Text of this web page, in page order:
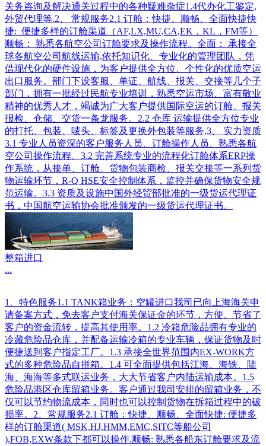
关务咨询及解决通关过程中的各种疑难杂症1.4代办化工鉴定,
外贸代理等.2、 常规服务2.1 订舱：快捷、顺畅、全面快捷快
捷: 便捷多样的订舱渠道（AF,LX,MU,CA,EK，KL，FM等）
顺畅： 熟悉各航空公司订舱要求及操作流程。全面： 承接全
球各航空公司航线运输,依托知识化、专业化的管理团队，凭
借现代化的硬件设施，为客户提供全方位、个性化的优质空运
出口服务。部门下设客服、单证、航线、报关、交接等几个子
部门，拥有一批经过民航专业培训，熟悉空运市场、富有敬业
精神的优秀人才，竭诚为广大客户提供国际空运的订舱、报关
报检、仓储、交货一条龙服务。2.2 仓库 运输提供全方位专业
的打托、包装、唛头、标签及更换外包装等服务,3、 实力资质
3.1 专业人员资深的客户服务人员、订舱操作人员、熟悉各航
空公司操作流程。3.2 完善系统专业的流程化订舱体系ERP操
作系统，从接单、订舱、货物包装商检、报关交接等一系列货
物运输环节，R-Q HSE安全控制体系，监控并确保货物安全规
范运输。3.3 资质及设施中国外经贸部批准的一级货运代理证
书，中国航空运输协会批准颁发的一级货运代理证书。
整箱进口
...
1、特色服务1.1 TANK箱业务：空罐进口我司已向上海海关申
请备案方式，免去客户支付海关保证金的环节，方便、节省了
客户的资金流转，提高其使用率。1.2 冷箱危险品拥有专业的
冷藏危险品仓库，并配备运输冷箱的专业车辆，保证货物及时
便捷送到客户指定工厂。1.3 承接全世界范围内EX-WORK方
式的多种危险品自拼箱。1.4 可全面提供包括江海、海铁、陆
海、海海等多式联运业务，大大节省客户内陆运输成本。1.5
危险品港区仓库留箱业务。客户通过我司安排的留箱业务，不
仅可以节约物流成本，同时也可以控制货物在拆箱过程中的破
损率。2、常规服务2.1 订舱：快捷、顺畅、全面快捷: 便捷多
样的订舱渠道( MSK,HJ,HMM,EMC,SITC等船公司
),FOB,EXW条款下都可以操作.顺畅: 熟悉各船东订舱要求及流